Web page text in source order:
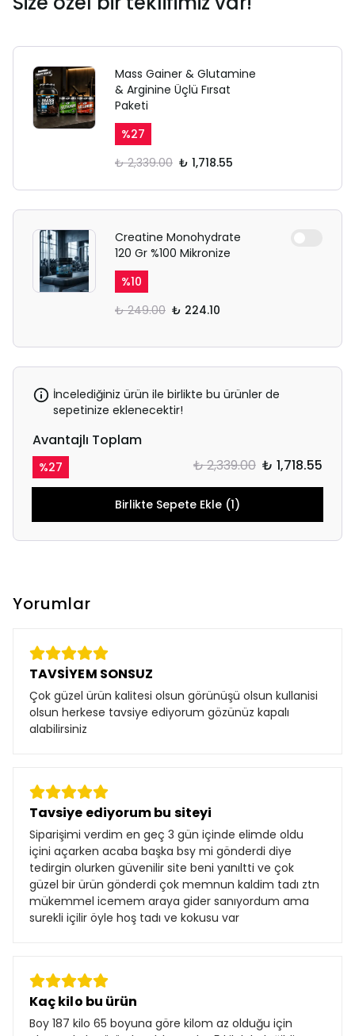
Mass Gainer & Glutamine
& Arginine Üçlü Fırsat
Paketi
%27
₺ 2,339.00 ₺ 1,718.55
Creatine Monohydrate
120 Gr %100 Mikronize
%10
₺ 249.00 ₺ 224.10
İncelediğiniz ürün ile birlikte bu ürünler de
sepetinize eklenecektir!
Avantajlı Toplam
%27 ₺ 2,339.00 ₺ 1,718.55
Birlikte Sepete Ekle (1)
Yorumlar
TAVSİYEM SONSUZ
Çok güzel ürün kalitesi olsun görünüşü olsun kullanisi
olsun herkese tavsiye ediyorum gözünüz kapalı
alabilirsiniz
Tavsiye ediyorum bu siteyi
Siparişimi verdim en geç 3 gün içinde elimde oldu
içini açarken acaba başka bsy mi gönderdi diye
tedirgin olurken güvenilir site beni yanıltti ve çok
güzel bir ürün gönderdi çok memnun kaldim tadı ztn
mükemmel icemem araya gider sanıyordum ama
surekli içilir öyle hoş tadı ve kokusu var
Kaç kilo bu ürün
Boy 187 kilo 65 boyuna göre kilom az olduğu için